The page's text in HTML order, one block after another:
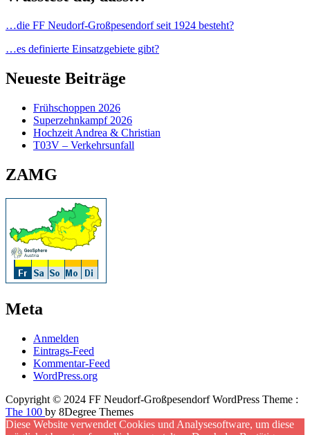
…die FF Neudorf-Großpesendorf seit 1924 besteht?
…es definierte Einsatzgebiete gibt?
Neueste Beiträge
Frühschoppen 2026
Superzehnkampf 2026
Hochzeit Andrea & Christian
T03V – Verkehrsunfall
ZAMG
Meta
Anmelden
Eintrags-Feed
Kommentar-Feed
WordPress.org
Copyright © 2024 FF Neudorf-Großpesendorf WordPress Theme :
The 100 by 8Degree Themes
Diese Website verwendet Cookies und Analysesoftware, um diese